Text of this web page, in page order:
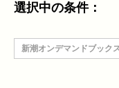
選択中の条件：
新潮オンデマンドブック